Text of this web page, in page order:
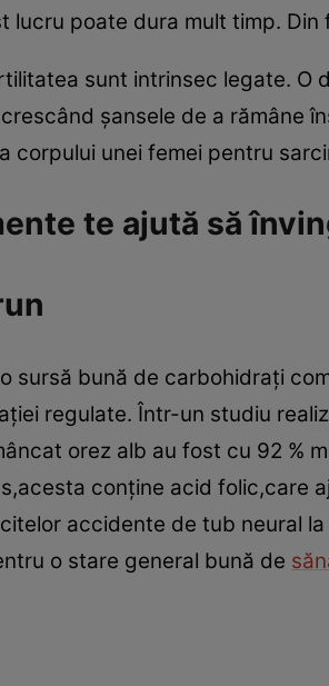
lucru poate dura mult timp.
sunt intrinsec legate. O
şansele de a rămâne
corpului unei femei pentru
te ajută să
sursă bună de carbohidraţi
regulate. Într-un studiu
orez alb au fost cu 92 %
conţine acid folic,care
accidente de tub neural
o stare general bună de